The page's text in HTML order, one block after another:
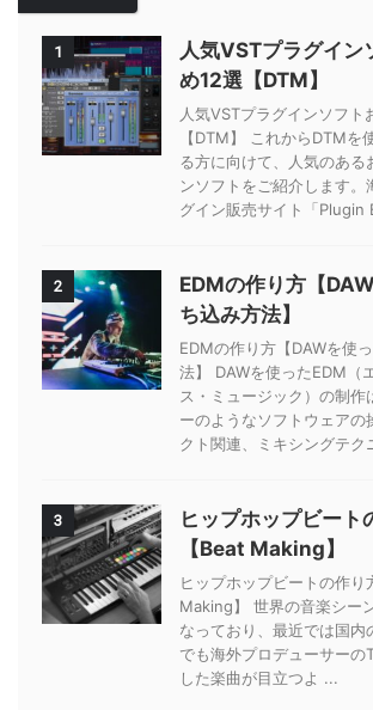
1
人気VSTプラグイン
め12選【DTM】
人気VSTプラグインソフト
【DTM】 これからDTMを
る方に向けて、人気のある
ンソフトをご紹介します。
グイン販売サイト「Plugin
2
EDMの作り方【
ち込み方法】
EDMの作り方【DAWを使
法】 DAWを使ったEDM（
ス・ミュージック）の制作
ーのようなソフトウェアの
クト関連、ミキシングテク
3
ヒップホップビート
【Beat Making】
ヒップホップビートの作り
Making】 世界の音楽シー
なっており、最近では国
でも海外プロデューサー
した楽曲が目立つよ ...